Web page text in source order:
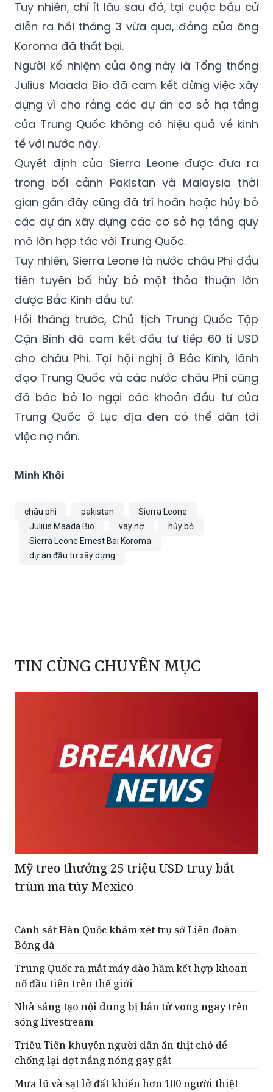
Tổng thống Sierra Leone Ernest Bai Koroma
ký kết với Trung Quốc.
Tuy nhiên, chỉ ít lâu sau đó, tại cuộc bầu cử
diễn ra hồi tháng 3 vừa qua, đảng của ông
Koroma đã thất bại.
Người kế nhiệm của ông này là Tổng thống
Julius Maada Bio đã cam kết dừng việc xây
dựng vì cho rằng các dự án cơ sở hạ tầng
của Trung Quốc không có hiệu quả về kinh
tế với nước này.
Quyết định của Sierra Leone được đưa ra
trong bối cảnh Pakistan và Malaysia thời
gian gần đây cũng đã trì hoãn hoặc hủy bỏ
các dự án xây dựng các cơ sở hạ tầng quy
mô lớn hợp tác với Trung Quốc.
Tuy nhiên, Sierra Leone là nước châu Phi đầu
tiên tuyên bố hủy bỏ một thỏa thuận lớn
được Bắc Kinh đầu tư.
Hồi tháng trước, Chủ tịch Trung Quốc Tập
Cận Bình đã cam kết đầu tư tiếp 60 tỉ USD
cho châu Phi. Tại hội nghị ở Bắc Kinh, lãnh
đạo Trung Quốc và các nước châu Phi cũng
đã bác bỏ lo ngại các khoản đầu tư của
việc nợ nần.
Minh Khôi
châu phi pakistan
trùm ma túy Mexico
Cảnh sát Hàn Quốc khám xét trụ sở Liên đoàn
Bóng đá
Trung Quốc ra mắt máy đào hầm kết hợp khoan
nổ đầu tiên trên thế giới
Nhà sáng tạo nội dung bị bắn tử vong ngay trên
sóng livestream
Triều Tiên khuyên người dân ăn thịt chó để